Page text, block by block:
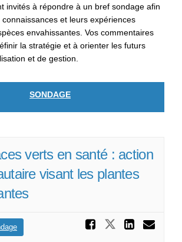
invités à répondre à un bref sondage afin
et leurs expériences
envahissantes. Vos commentaires
la stratégie et à orienter les futurs
et de gestion.
SONDAGE
verts en santé : action
visant les plantes
Partager